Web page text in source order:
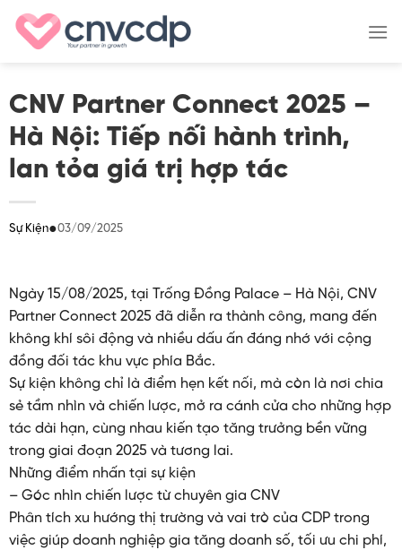
Skip
CNV Partner Connect 2025 –
Hà Nội: Tiếp nối hành trình,
lan tỏa giá trị hợp tác
Sự Kiện●03/09/2025
Ngày 15/08/2025, tại Trống Đồng Palace – Hà Nội, CNV
Partner Connect 2025 đã diễn ra thành công, mang đến
không khí sôi động và nhiều dấu ấn đáng nhớ với cộng
đồng đối tác khu vực phía Bắc.
Sự kiện không chỉ là điểm hẹn kết nối, mà còn là nơi chia
sẻ tầm nhìn và chiến lược, mở ra cánh cửa cho những hợp
tác dài hạn, cùng nhau kiến tạo tăng trưởng bền vững
trong giai đoạn 2025 và tương lai.
Những điểm nhấn tại sự kiện
– Góc nhìn chiến lược từ chuyên gia CNV
Phân tích xu hướng thị trường và vai trò của CDP trong
việc giúp doanh nghiệp gia tăng doanh số, tối ưu chi phí,